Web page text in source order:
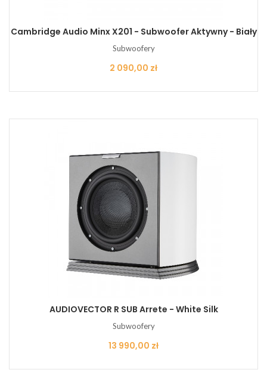
Cambridge Audio Minx X201 - Subwoofer Aktywny - Biały
Subwoofery
Cena
2 090,00 zł
AUDIOVECTOR R SUB Arrete - White Silk
Subwoofery
Cena
13 990,00 zł